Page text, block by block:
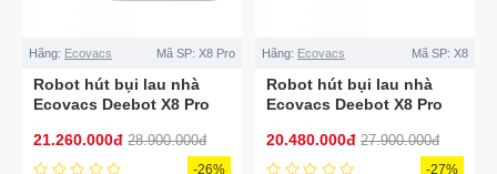
Hãng: Ecovacs Mã SP: X8 Pro
Robot hút bụi lau nhà
Ecovacs Deebot X8 Pro
21.260.000đ 28.900.000đ
-26%
Hãng: Ecovacs Mã SP: X8
Robot hút bụi lau nhà
Ecovacs Deebot X8 Pro
20.480.000đ 27.900.000đ
-27%